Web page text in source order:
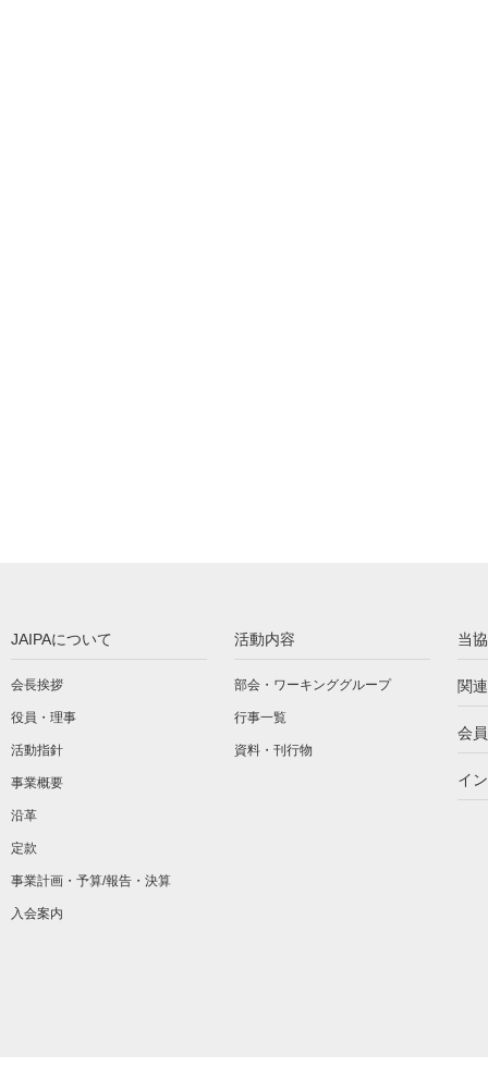
JAIPAについて
会長挨拶
役員・理事
活動指針
事業概要
沿革
定款
事業計画・予算/報告・決算
入会案内
活動内容
部会・ワーキンググループ
行事一覧
資料・刊行物
当
関
会
イ